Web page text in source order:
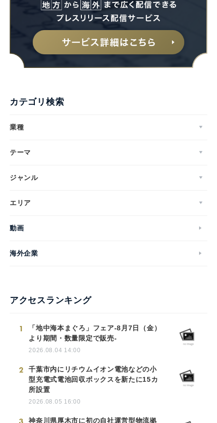
カテゴリ検索
業種
テーマ
ジャンル
エリア
動画
海外企業
アクセスランキング
1
「地中海本まぐろ」フェア-8月7日（金）
より期間・数量限定で販売-
2026.08.04 14:00
2
千葉市内にリチウムイオン電池などの小
型充電式電池回収ボックスを新たに15カ
所設置
2026.08.05 16:00
神奈川県厚木市に初の自社運営型物流拠